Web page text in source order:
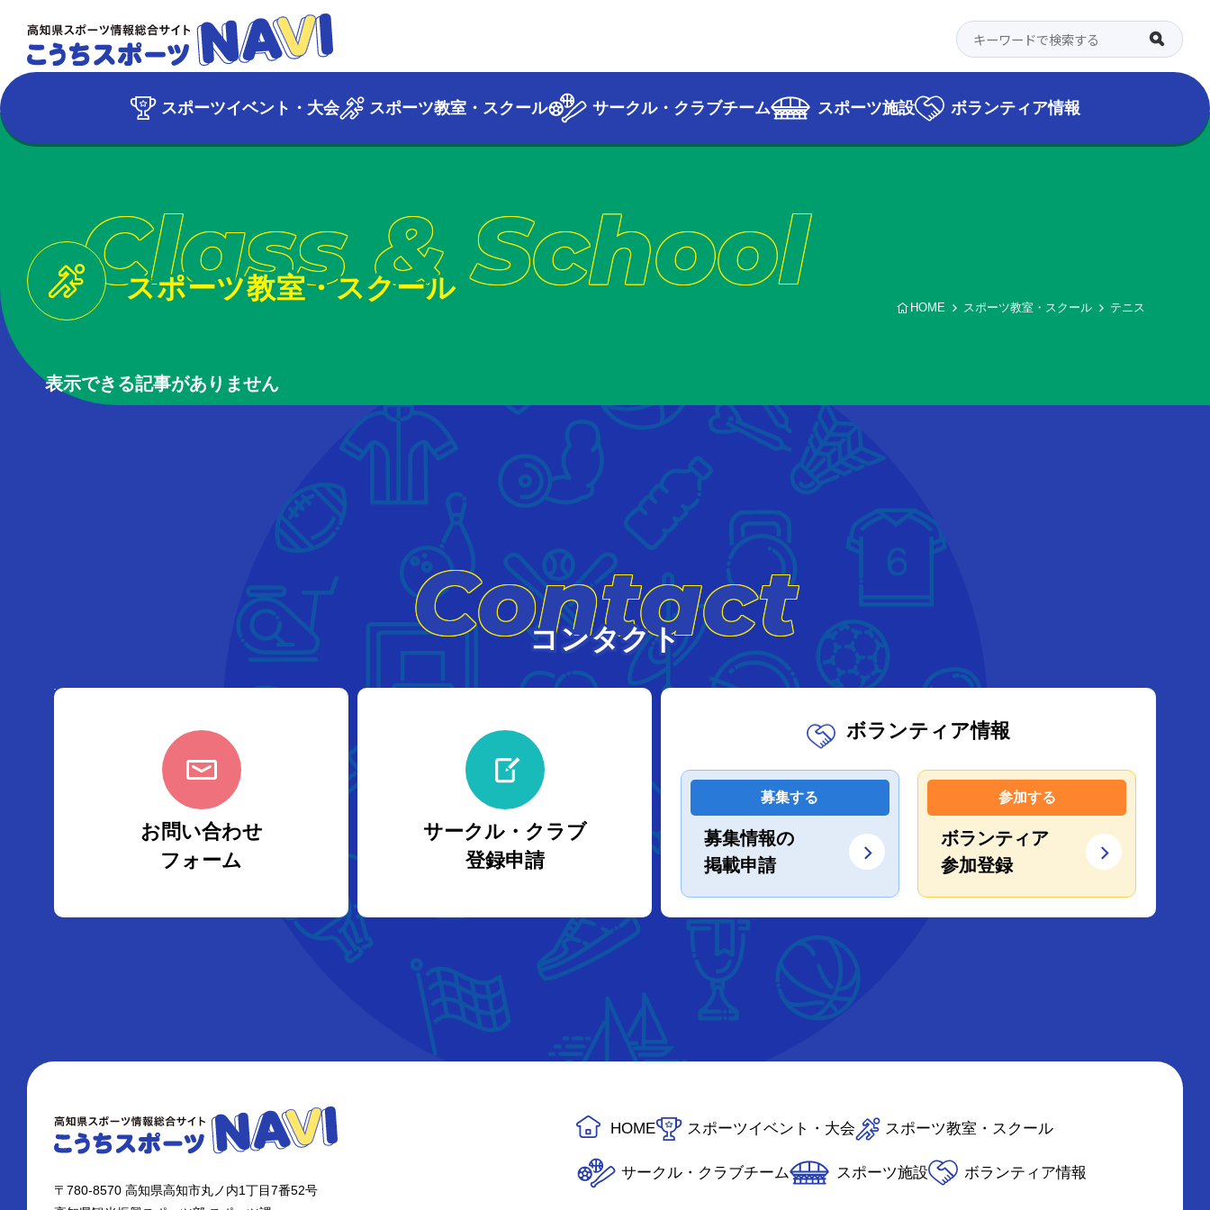
スポーツイベント・大会 スポーツ教室・スクール サークル・クラブチーム スポーツ施設 ボランティア情報
Class & School
スポーツ教室・スクール
HOME スポーツ教室・スクール テニス
表示できる記事がありません
Contact
コンタクト
お問い合わせ
フォーム
サークル・クラブ
登録申請
ボランティア情報
募集する
募集情報の
掲載申請
参加する
ボランティア
参加登録
〒780-8570 高知県高知市丸ノ内1丁目7番52号
HOME スポーツイベント・大会 スポーツ教室・スクール
サークル・クラブチーム スポーツ施設 ボランティア情報